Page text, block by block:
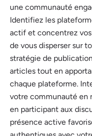
une communauté
Identifiez les
actif et concentrez
de vous disperser sur
stratégie de
articles tout en
chaque plateforme.
votre communauté en
en participant aux
présence active